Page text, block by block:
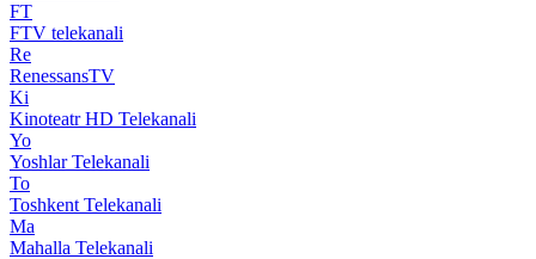
FT
FTV telekanali
Re
RenessansTV
Ki
Kinoteatr HD Telekanali
Yo
Yoshlar Telekanali
To
Toshkent Telekanali
Ma
Mahalla Telekanali